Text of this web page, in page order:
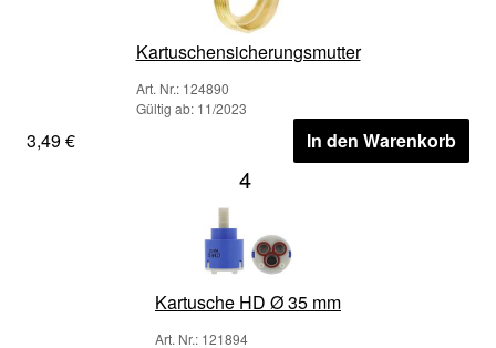
Kartuschensicherungsmutter
Art. Nr.: 124890
Gültig ab: 11/2023
3,49 € In den Warenkorb
4
Kartusche HD Ø 35 mm
Art. Nr.: 121894